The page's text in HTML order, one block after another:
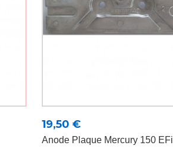
Prix
19,50 €
Anode Plaque Mercury 150 EFi